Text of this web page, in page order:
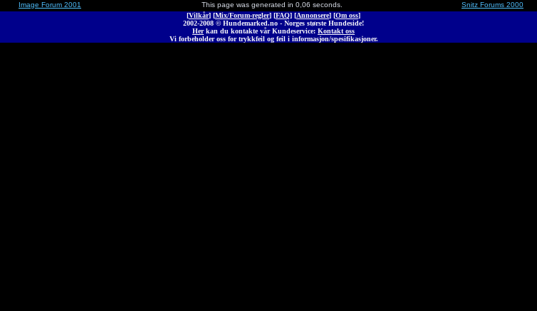
Image Forum 2001 This page was generated in 0,06 seconds.
Snitz Forums 2000
[Vilkår] [Mix/Forum-regler] [FAQ] [Annonsere] [Om oss]
2002-2008 © Hundemarked.no - Norges største Hundeside!
Herkan du kontakte vår Kundeservice: Kontakt oss
Vi forbeholder oss for trykkfeil og feil i informasjon/spesifikasjoner.